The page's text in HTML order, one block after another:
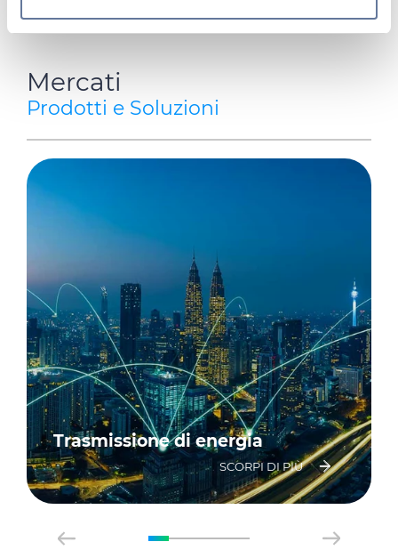
e imposta le tue preferenze nellasezione dettagli. Puoi
dalla Dichiarazione sui cookie.
Utilizziamo i cookie per personalizzare contenuti ed
annunci, per fornire funzionalità dei social media e per
analizzare il nostro traffico. Condividiamo inoltre
informazioni sul modo in cui utilizza il nostro sito con i
nostri partner che si occupano di analisi dei dati web,
pubblicità e social media, i quali potrebbero combinarle
con altre informazioni che ha fornito loro o che hanno
raccolto dal suo utilizzo dei loro servizi.
Mercati
Prodotti e Soluzioni
Trasmissione di energia
SCORPI DI PIÙ